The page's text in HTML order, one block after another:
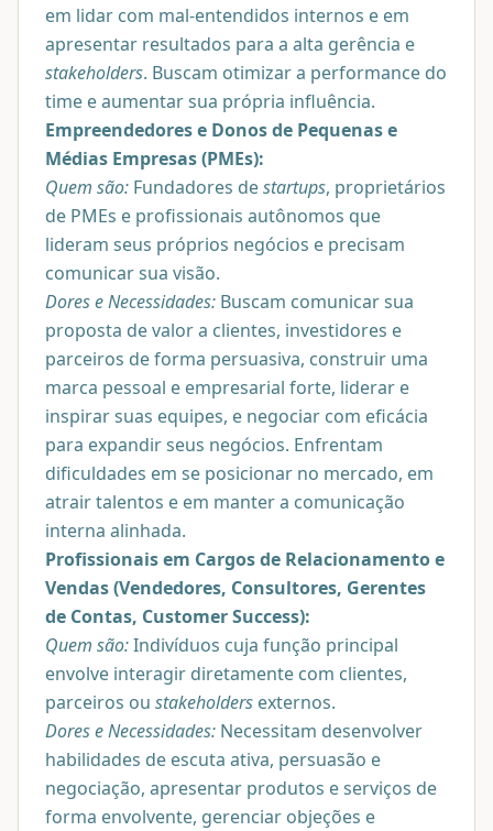
em lidar com mal-entendidos internos e em
apresentar resultados para a alta gerência e
stakeholders. Buscam otimizar a performance do
time e aumentar sua própria influência.
Empreendedores e Donos de Pequenas e
Médias Empresas (PMEs):
Quem são: Fundadores destartups, proprietários
de PMEs e profissionais autônomos que
lideram seus próprios negócios e precisam
comunicar sua visão.
Dores e Necessidades: Buscam comunicar sua
proposta de valor a clientes, investidores e
parceiros de forma persuasiva, construir uma
marca pessoal e empresarial forte, liderar e
inspirar suas equipes, e negociar com eficácia
para expandir seus negócios. Enfrentam
dificuldades em se posicionar no mercado, em
atrair talentos e em manter a comunicação
interna alinhada.
Profissionais em Cargos de Relacionamento e
Vendas (Vendedores, Consultores, Gerentes
de Contas, Customer Success):
Quem são:Indivíduos cuja função principal
envolve interagir diretamente com clientes,
parceiros ou stakeholders externos.
Dores e Necessidades: Necessitam desenvolver
habilidades de escuta ativa, persuasão e
negociação, apresentar produtos e serviços de
forma envolvente, gerenciar objeções e